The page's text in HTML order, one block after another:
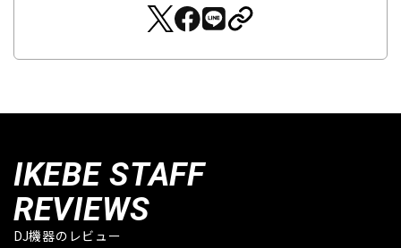
IKEBE STAFF
REVIEWS
DJ機器のレビュー